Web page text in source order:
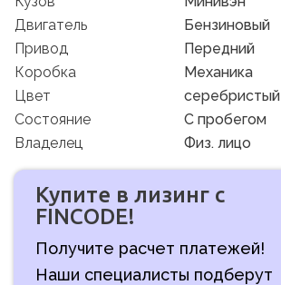
Двигатель
Бензиновый
Привод
Передний
Коробка
Механика
Цвет
серебристый
Состояние
C пробегом
Владелец
Физ. лицо
Купите в лизинг с
FINCODE!
Получите расчет платежей!
Наши специалисты подберут